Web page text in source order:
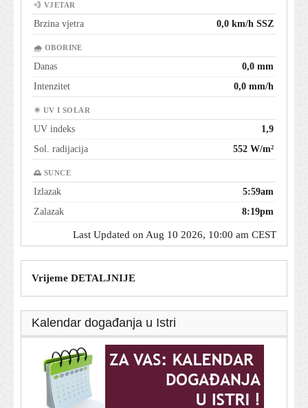
💨 VJETAR
Brzina vjetra 0,0 km/h SSZ
🌧 OBORINE
Danas
0,0 mm
Intenzitet
0,0 mm/h
☀ UV I SOLAR
UV indeks
1,9
Sol. radijacija
552 W/m²
🌅 SUNCE
Izlazak
5:59am
Zalazak
8:19pm
Last Updated on Aug 10 2026, 10:00 am CEST
Vrijeme DETALJNIJE
Kalendar događanja u Istri